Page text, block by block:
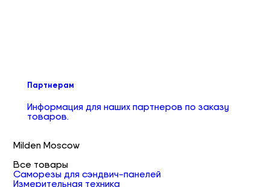
Партнерам
Информация для наших партнеров по заказу
товаров.
Milden Moscow
Все товары
Саморезы для сэндвич-панелей
Измерительная техника